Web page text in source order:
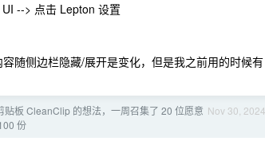
--> 点击 Lepton 设置
随侧边栏隐藏/展开是变化，但是我之前用的时候有
Nov 30, 2024
板 CleanClip 的想法，一周召集了 20 位愿意
份